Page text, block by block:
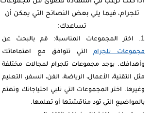
تلجرام، فيما يلي بعض النصائح التي يمكن أن
تساعدك:
اختر المجموعات المناسبة: قم بالبحث عن
مجموعات تلجرام التي تتوافق مع اهتماماتك
وأهدافك. يوجد مجموعات تلجرام لمجالات مختلفة
مثل التقنية، الأعمال، الرياضة، الفن، السفر، التعليم
وغيرها. اختر المجموعات التي تلبي احتياجاتك وتهتم
بالمواضيع التي تود مناقشتها أو تعلمها.